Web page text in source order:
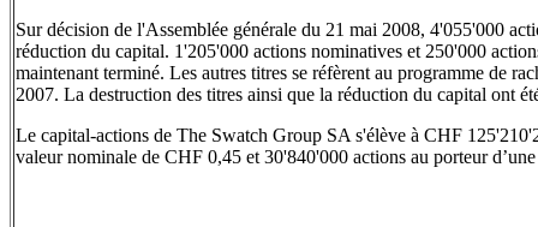
Sur décision de l'Assemblée générale du 21 mai 2008, 4'055'000
réduction du capital. 1'205'000 actions nominatives et 250'000
maintenant terminé. Les autres titres se réfèrent au programme de
2007. La destruction des titres ainsi que la réduction du capital ont
Le capital-actions de The Swatch Group SA s'élève à CHF
valeur nominale de CHF 0,45 et 30'840'000 actions au porteur